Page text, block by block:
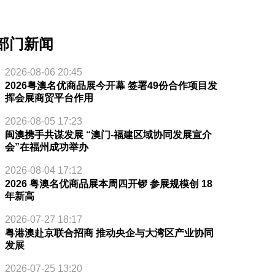
门新闻
2026-08-06 20:45
2026粤澳名优商品展今开幕 签署49份合作项目发
挥会展商贸平台作用
2026-08-05 17:23
闽澳携手共谋发展 “澳门-福建区域协同发展宣介
会”在福州成功举办
2026-08-04 17:12
2026 粤澳名优商品展本周四开锣 参展规模创 18
年新高
2026-07-27 18:17
粤港澳赴京联合招商 推动央企与大湾区产业协同
发展
2026-07-25 13:20